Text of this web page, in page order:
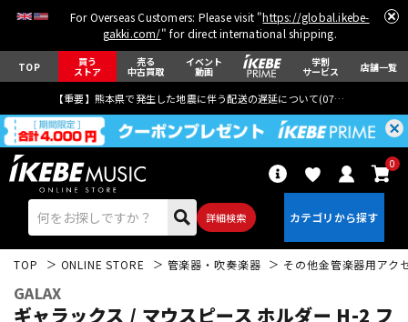
For Overseas Customers: Please visit "https://global.ikebe-
gakki.com/" for direct international shipping.
TOP 買う
ストア
売る
中古買取
イベント
動画
学割
サービス 店舗一覧
【重要】熊本県で発生した地震に伴う配送の遅延について(07月29日
詳細検索
0
TOP ONLINE STORE 管楽器・吹奏楽器 その他金管楽器用アク
GALAX
ギャラックス / マウスピース ホルダー H-2 フ